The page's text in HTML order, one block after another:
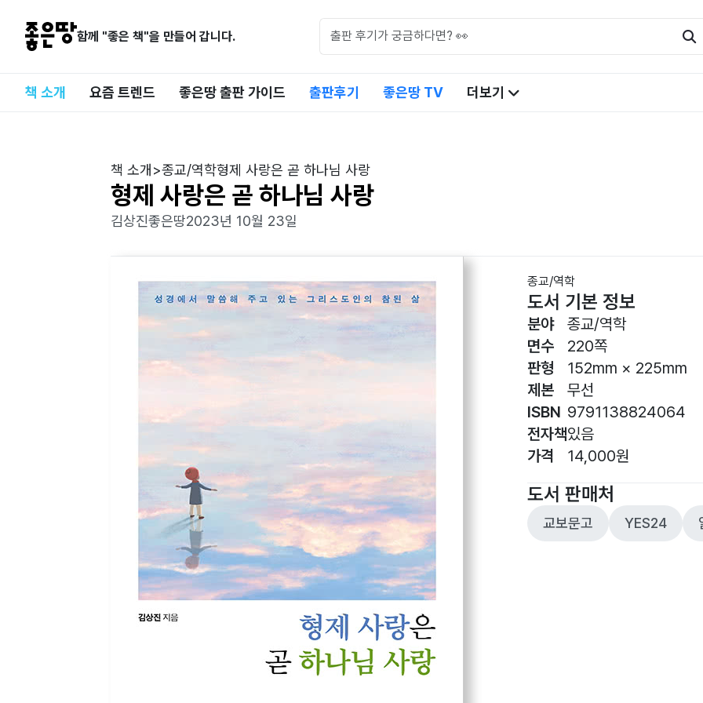
함께 "좋은 책"을 만들어 갑니다.
책 소개 요즘 트렌드 좋은땅 출판 가이드 출판후기 좋은땅 TV 더보기
책 소개 >종교/역학형제 사랑은 곧 하나님 사랑
형제 사랑은 곧 하나님 사랑
김상진좋은땅2023년 10월 23일
종교/역학
도서 기본 정보
분야
면수
판형
제본
ISBN
전자책
가격
종교/역학
220쪽
152mm × 225mm
무선
9791138824064
있음
14,000원
도서 판매처
교보문고 YES24